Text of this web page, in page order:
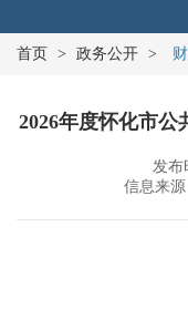
首页 > 政务公开 >
2026年度怀化市公
发布
信息来